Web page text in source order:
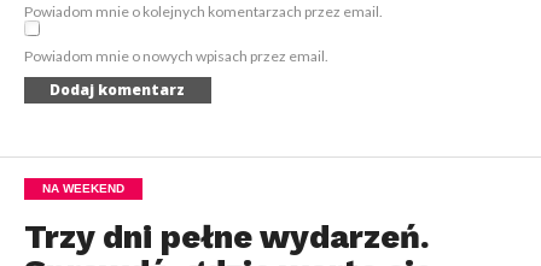
Powiadom mnie o kolejnych komentarzach przez email.
Powiadom mnie o nowych wpisach przez email.
NA WEEKEND
Trzy dni pełne wydarzeń.